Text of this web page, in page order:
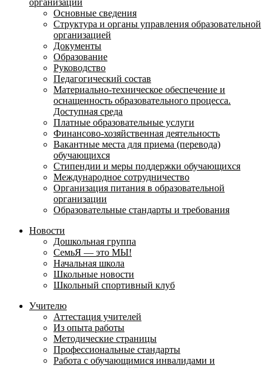
организации
Основные сведения
Структура и органы управления образовательной
организацией
Документы
Образование
Руководство
Педагогический состав
Материально-техническое обеспечение и
оснащенность образовательного процесса.
Доступная среда
Платные образовательные услуги
Финансово-хозяйственная деятельность
Вакантные места для приема (перевода)
обучающихся
Стипендии и меры поддержки обучающихся
Международное сотрудничество
Организация питания в образовательной
организации
Образовательные стандарты и требования
Новости
Дошкольная группа
СемьЯ — это МЫ!
Начальная школа
Школьные новости
Школьный спортивный клуб
Учителю
Аттестация учителей
Из опыта работы
Методические страницы
Профессиональные стандарты
Работа с обучающимися инвалидами и